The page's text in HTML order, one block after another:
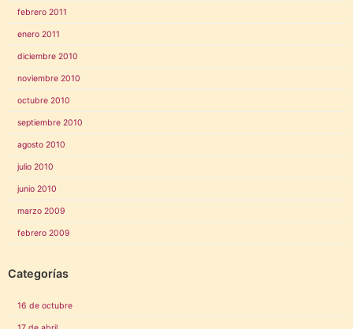
febrero 2011
enero 2011
diciembre 2010
noviembre 2010
octubre 2010
septiembre 2010
agosto 2010
julio 2010
junio 2010
marzo 2009
febrero 2009
Categorías
16 de octubre